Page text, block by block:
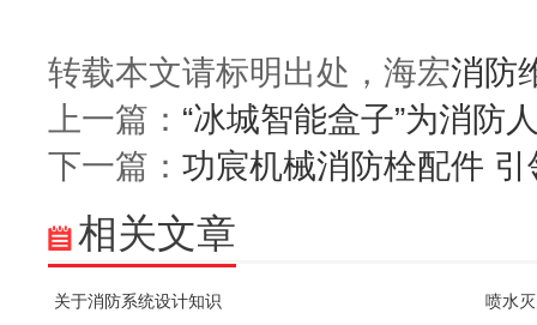
转载本文请标明出处，海宏消防
上一篇： “冰城智能盒子”为消防
下一篇： 功宸机械消防栓配件
相关文章
关于消防系统设计知识
喷水